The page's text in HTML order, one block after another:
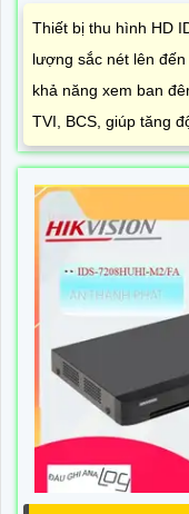
Thiết bị thu hình HD
lượng sắc nét lên
khả năng xem ban
TVI, BCS, giúp tăng